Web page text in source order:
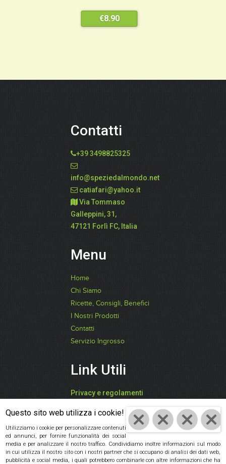
€8.90
Contatti
+39 3498825325
info@speziedalmondo.net
catiafari@yahoo.it
Via Tommaso
Galleppini, 31,
47121 Forlì FC, Italia
Menu
Home
Chi Siamo
Ricette, Consigli, Benefici
I Nostri Prodotti
Contatti
Servizio Ingrosso
Link Utili
Privacy e regolamenti
"SPEZIEDALMONDO"
P.IVA: 03942850409
Cod. Fisc:
Questo sito web utilizza i cookie!
Utilizziamo i cookie per personalizzare contenuti
ed annunci, per fornire funzionalità dei social
media e per analizzare il nostro traffico. Condividiamo inoltre informazioni sul modo
in cui utilizza il nostro sito con i nostri partner che si occupano di analisi dei dati web,
pubblicità e social media, i quali potrebbero combinarle con altre informazioni che ha